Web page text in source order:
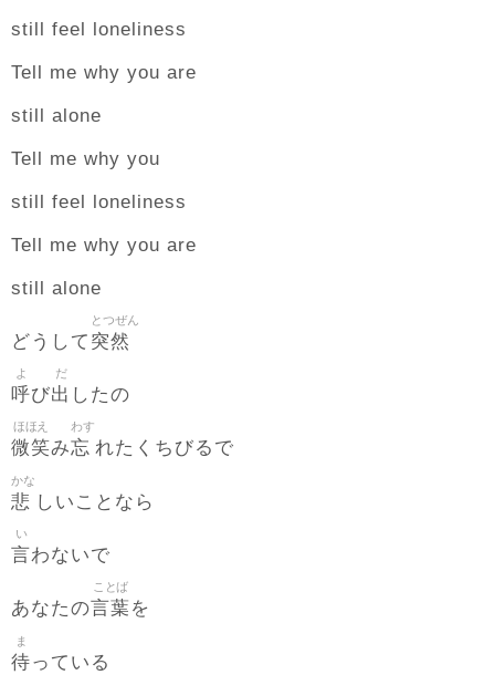
still feel loneliness
Tell me why you are
still alone
Tell me why you
still feel loneliness
Tell me why you are
still alone
どうして 突然
とつぜん
呼
よ
び出
だ
したの
微笑
ほほえ
み忘
わす
れたくちびるで
悲
かな
しいことなら
言
い
わないで
あなたの言葉
ことば
を
待
ま
っている